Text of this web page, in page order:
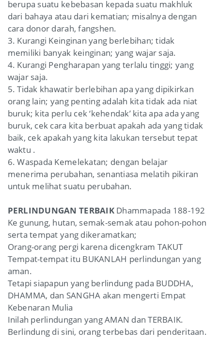
berupa suatu kebebasan kepada suatu makhluk
dari bahaya atau dari kematian; misalnya dengan
cara donor darah, fangshen.
3. Kurangi Keinginan yang berlebihan; tidak
memiliki banyak keinginan; yang wajar saja.
4. Kurangi Pengharapan yang terlalu tinggi; yang
wajar saja.
5. Tidak khawatir berlebihan apa yang dipikirkan
orang lain; yang penting adalah kita tidak ada niat
buruk; kita perlu cek ‘kehendak’ kita apa ada yang
buruk, cek cara kita berbuat apakah ada yang tidak
baik, cek apakah yang kita lakukan tersebut tepat
waktu .
6. Waspada Kemelekatan; dengan belajar
menerima perubahan, senantiasa melatih pikiran
untuk melihat suatu perubahan.
PERLINDUNGAN TERBAIKDhammapada 188-192
Ke gunung, hutan, semak-semak atau pohon-pohon
serta tempat yang dikeramatkan;
Orang-orang pergi karena dicengkram TAKUT
Tempat-tempat itu BUKANLAH perlindungan yang
aman.
Tetapi siapapun yang berlindung pada BUDDHA,
DHAMMA, dan SANGHA akan mengerti Empat
Kebenaran Mulia
Inilah perlindungan yang AMAN dan TERBAIK.
Berlindung di sini, orang terbebas dari penderitaan.